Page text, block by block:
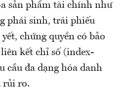
sản phẩm tài chính như
phái sinh, trái phiếu
chứng quyền có bảo
kết chỉ số (index-
cầu đa dạng hóa danh
rủi ro.